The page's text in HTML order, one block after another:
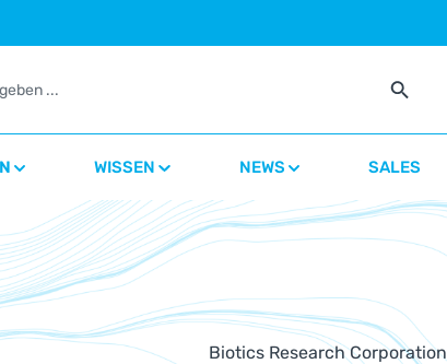
WISSEN NEWS SALES
Biotics Research Corporation